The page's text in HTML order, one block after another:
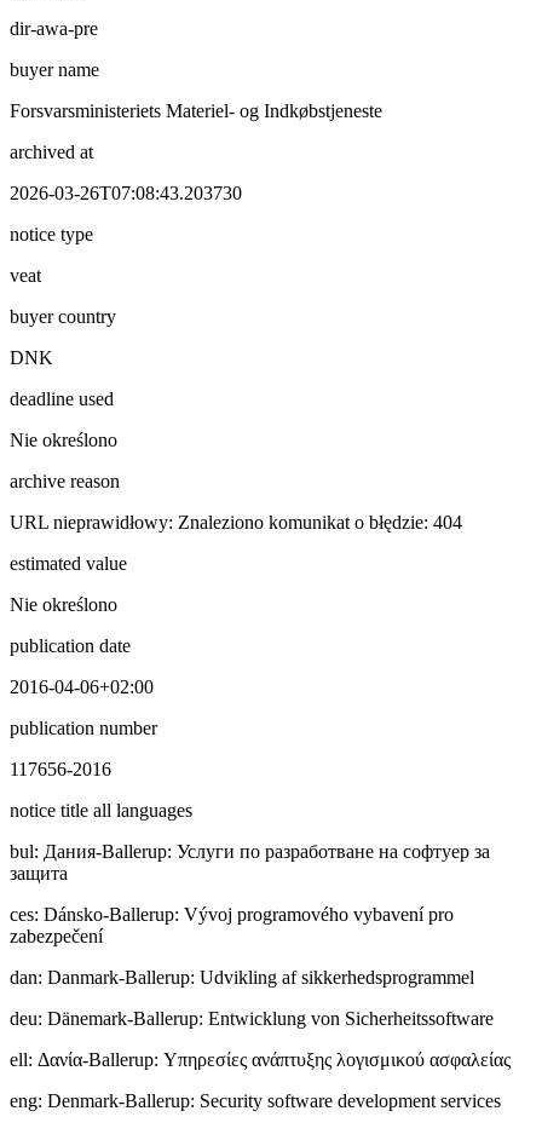
dir-awa-pre
buyer name
Forsvarsministeriets Materiel- og Indkøbstjeneste
archived at
2026-03-26T07:08:43.203730
notice type
veat
buyer country
DNK
deadline used
Nie określono
archive reason
URL nieprawidłowy: Znaleziono komunikat o błędzie: 404
estimated value
Nie określono
publication date
2016-04-06+02:00
publication number
117656-2016
notice title all languages
bul: Дaния-Ballerup: Услуги по разработване на софтуер за
защита
ces: Dánsko-Ballerup: Vývoj programového vybavení pro
zabezpečení
dan: Danmark-Ballerup: Udvikling af sikkerhedsprogrammel
deu: Dänemark-Ballerup: Entwicklung von Sicherheitssoftware
ell: Δανία-Ballerup: Υπηρεσίες ανάπτυξης λογισμικού ασφαλείας
eng: Denmark-Ballerup: Security software development services